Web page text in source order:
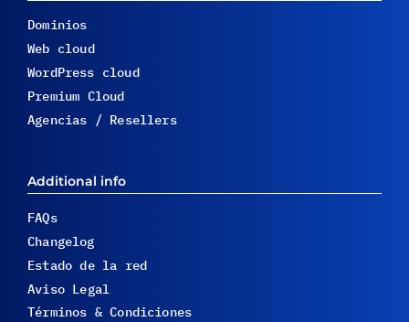
Dominios
Web cloud
WordPress cloud
Premium Cloud
Agencias / Resellers
Additional info
FAQs
Changelog
Estado de la red
Aviso Legal
Términos & Condiciones